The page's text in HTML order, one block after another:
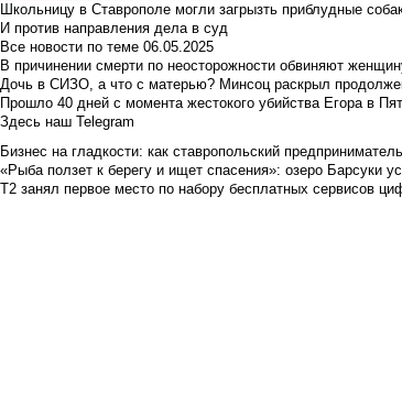
Школьницу в Ставрополе могли загрызть приблудные
И против направления дела в суд
Все новости по теме 06.05.2025
В причинении смерти по неосторожности обвиняют
Дочь в СИЗО, а что с матерью? Минсоц раскрыл
Прошло 40 дней с момента жестокого убийства Егора в
Здесь наш Telegram
Бизнес на гладкости: как ставропольский
«Рыба ползет к берегу и ищет спасения»: озеро Барсуки
Т2 занял первое место по набору бесплатных сервисов